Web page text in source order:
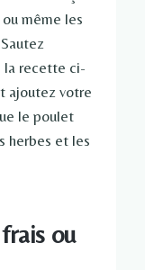
même les
la recette ci-
ajoutez votre
le poulet
herbes et les
ou